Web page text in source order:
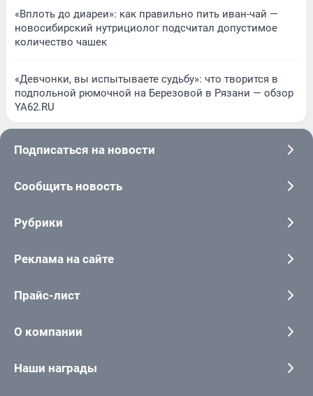
«Вплоть до диареи»: как правильно пить иван-чай —
новосибирский нутрициолог подсчитал допустимое
количество чашек
«Девчонки, вы испытываете судьбу»: что творится в
подпольной рюмочной на Березовой в Рязани — обзор
YA62.RU
Подписаться на новости
Сообщить новость
Рубрики
Реклама на сайте
Прайс-лист
О компании
Наши награды